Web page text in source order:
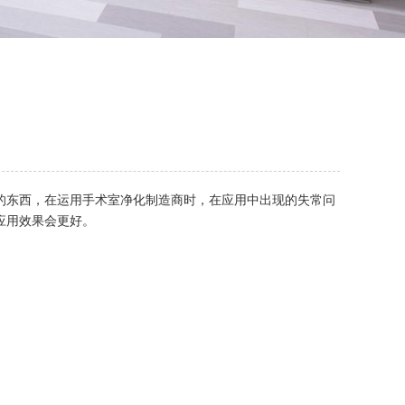
西，在运用手术室净化制造商时，在应用中出现的失常问
效果会更好。